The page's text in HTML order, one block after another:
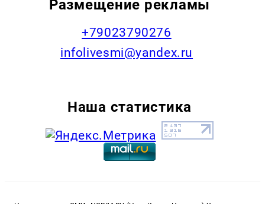
Размещение рекламы
+79023790276
infolivesmi@yandex.ru
Наша статистика